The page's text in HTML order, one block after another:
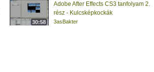
30:58
Adobe After Effects CS3 tanfolyam 2.
rész - Kulcsképkockák
3asBakter